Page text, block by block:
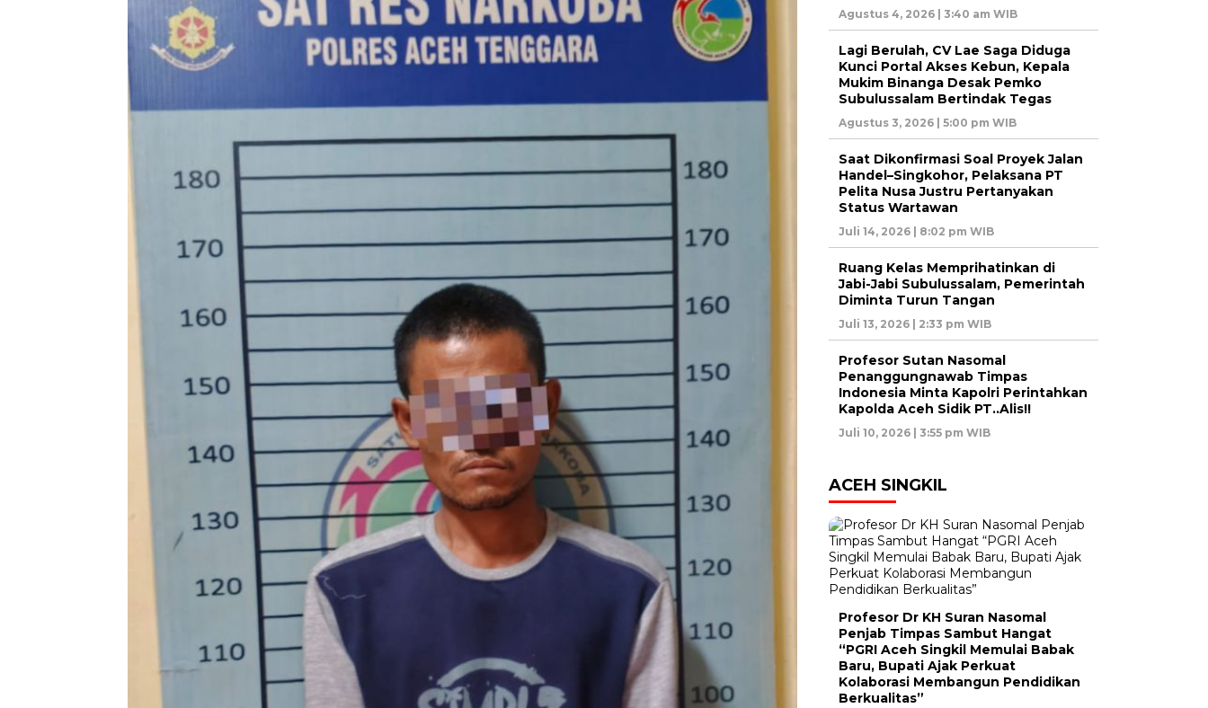
Agustus 4, 2026 | 3:40 am WIB
Lagi Berulah, CV Lae Saga Diduga
Kunci Portal Akses Kebun, Kepala
Mukim Binanga Desak Pemko
Subulussalam Bertindak Tegas
Agustus 3, 2026 | 5:00 pm WIB
Saat Dikonfirmasi Soal Proyek Jalan
Handel–Singkohor, Pelaksana PT
Pelita Nusa Justru Pertanyakan
Status Wartawan
Juli 14, 2026 | 8:02 pm WIB
Ruang Kelas Memprihatinkan di
Jabi-Jabi Subulussalam, Pemerintah
Diminta Turun Tangan
Juli 13, 2026 | 2:33 pm WIB
Profesor Sutan Nasomal
Penanggungnawab Timpas
Indonesia Minta Kapolri Perintahkan
Kapolda Aceh Sidik PT..Alis!!
Juli 10, 2026 | 3:55 pm WIB
ACEH SINGKIL
Profesor Dr KH Suran Nasomal
Penjab Timpas Sambut Hangat
“PGRI Aceh Singkil Memulai Babak
Baru, Bupati Ajak Perkuat
Kolaborasi Membangun Pendidikan
Berkualitas”